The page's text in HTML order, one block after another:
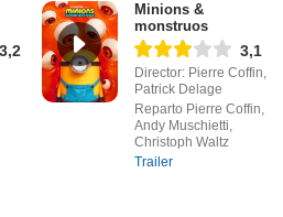
3,2
Minions &
monstruos
3,1
Director: Pierre Coffin,
Patrick Delage
Reparto Pierre Coffin,
Andy Muschietti,
Christoph Waltz
Trailer